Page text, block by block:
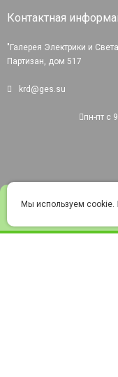
Войти
Контактная
"Галерея Электрики и
Партизан, дом 517
krd@ges.su
пн-пт с
Мы используем cookie.